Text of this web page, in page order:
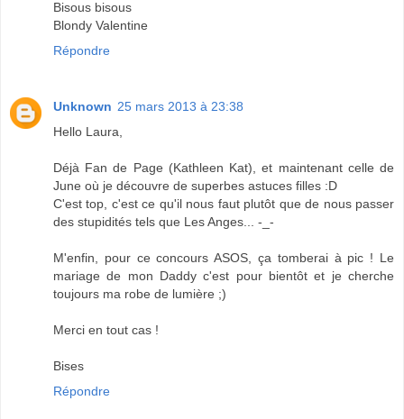
Bisous bisous
Blondy Valentine
Répondre
Unknown 25 mars 2013 à 23:38
Hello Laura,
Déjà Fan de Page (Kathleen Kat), et maintenant celle de
June où je découvre de superbes astuces filles :D
C'est top, c'est ce qu'il nous faut plutôt que de nous passer
des stupidités tels que Les Anges... -_-
M'enfin, pour ce concours ASOS, ça tomberai à pic ! Le
mariage de mon Daddy c'est pour bientôt et je cherche
toujours ma robe de lumière ;)
Merci en tout cas !
Bises
Répondre